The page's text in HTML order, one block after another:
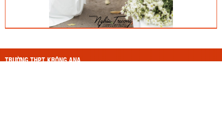
TRƯỜNG THPT KRÔNG ANA